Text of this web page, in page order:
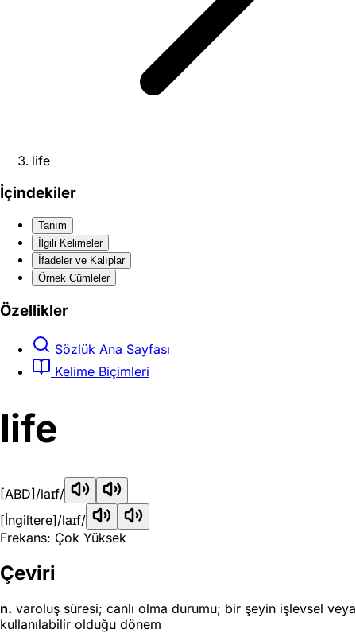
life
İçindekiler
Tanım
İlgili Kelimeler
İfadeler ve Kalıplar
Örnek Cümleler
Özellikler
Sözlük Ana Sayfası
Kelime Biçimleri
life
[ABD] /laɪf/
[İngiltere]/laɪf/
Frekans: Çok Yüksek
Çeviri
n. varoluş süresi; canlı olma durumu; bir şeyin işlevsel veya
kullanılabilir olduğu dönem